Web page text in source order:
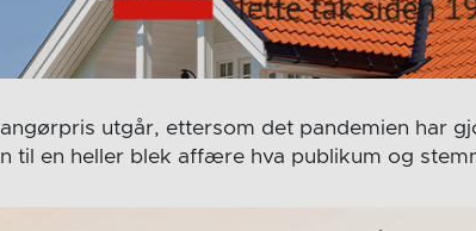
utgår, ettersom det pandemien har
til en heller blek affære hva publikum og